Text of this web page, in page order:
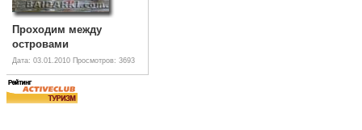
Проходим между
островами
Дата: 03.01.2010 Просмотров: 3693